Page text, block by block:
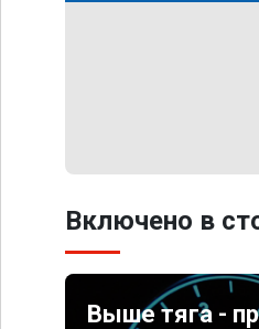
Включено в
Выше тяга -